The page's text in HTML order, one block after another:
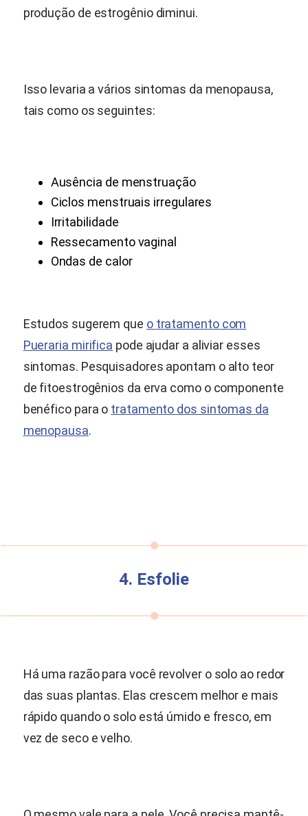
produção de estrogênio diminui.
Isso levaria a vários sintomas da menopausa,
tais como os seguintes:
Ausência de menstruação
Ciclos menstruais irregulares
Irritabilidade
Ressecamento vaginal
Ondas de calor
Estudos sugerem que o tratamento com
Pueraria mirifica pode ajudar a aliviar esses
sintomas. Pesquisadores apontam o alto teor
de fitoestrogênios da erva como o componente
benéfico para o tratamento dos sintomas da
menopausa.
4. Esfolie
Há uma razão para você revolver o solo ao redor
das suas plantas. Elas crescem melhor e mais
rápido quando o solo está úmido e fresco, em
vez de seco e velho.